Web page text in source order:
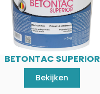
BETONTAC SUPERIOR
Bekijken